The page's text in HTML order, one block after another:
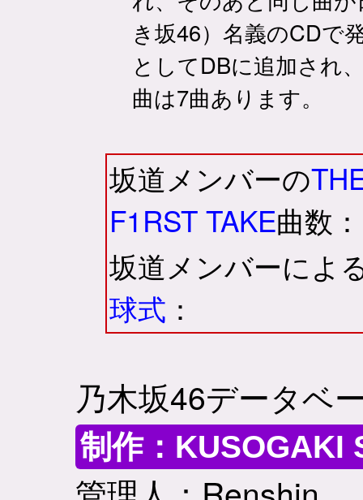
き坂46）名義のCDで
としてDBに追加され
曲は7曲あります。
坂道メンバーの
F1RST TAKE曲数：
坂道メンバーによ
球式 ：
乃木坂46データベ
制作：KUSOGAKI